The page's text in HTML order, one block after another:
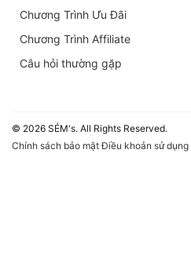
Chương Trình Ưu Đãi
Chương Trình Affiliate
Câu hỏi thường gặp
© 2026 SÉM's. All Rights Reserved.
Chính sách bảo mật Điều khoản sử dụng